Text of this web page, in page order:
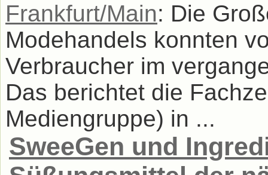
Frankfurt/Main: Die
Modehandels konnten
Verbraucher im
Das berichtet die
Mediengruppe) in ...
SweeGen und